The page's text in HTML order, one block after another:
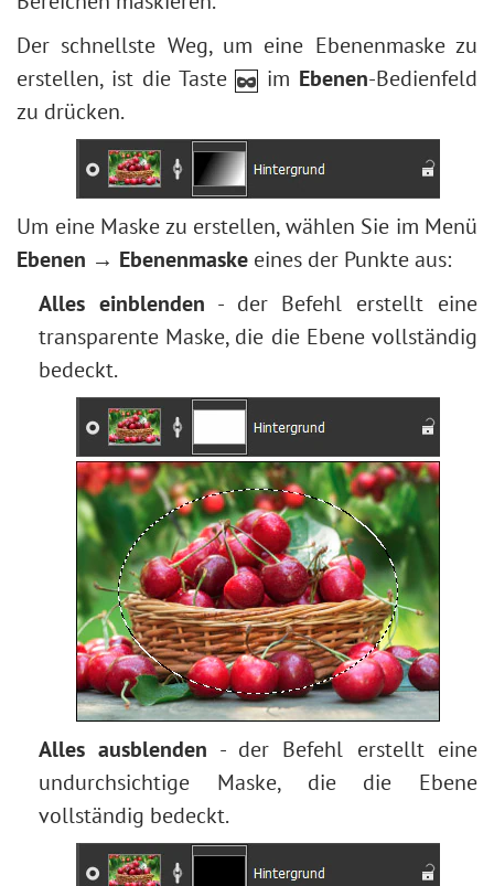
Tonwertkorrektur
Bildgrößenbearbeitung
Neuronale Filter (AI)
Installation unter Windows
Installation unter Mac
Stilisierung
Texturfüllung
Schlüsselfarben
Eingebaute Plugins
Externe Plugins
Form bearbeiten
Form füllen
Kontur für Formen zuweisen
Dunkles Foto aufhellen
Gesichts- und Körperformung
Wetter im Foto ändern
Schnelle Beauty-Retusche
Fotogrußkarte zum Valentinstag
Pop-Art-Porträt
Polaroid-Fotocollage
Bücherregal-Wallpaper
Mosaik-Effekt
Wassertropfen
Text umranden
Vintage-Effekt
Bilder altern lassen
Bokeh-Effekt
Farbton anpassen
Augenfarbe ändern
Brille entfernen
Lippenstiftauswahl
Fotoretusche
Der schnellste Weg, um eine Ebenenmaske zu
erstellen, ist die Taste
im Ebenen-Bedienfeld
zu drücken.
Um eine Maske zu erstellen, wählen Sie im Menü
Ebenen → Ebenenmaske eines der Punkte aus:
Alles einblenden - der Befehl erstellt eine
transparente Maske, die die Ebene vollständig
bedeckt.
Alles ausblenden - der Befehl erstellt eine
undurchsichtige Maske, die die Ebene
vollständig bedeckt.